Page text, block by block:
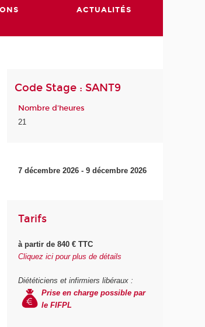
ACTUALITÉS
Code Stage : SANT9
Nombre d'heures
21
7 décembre 2026 - 9 décembre 2026
Tarifs
à partir de 840 € TTC
Cliquez ici pour plus de détails
Diététiciens et infirmiers libéraux :
Prise en charge possible par
le FIFPL